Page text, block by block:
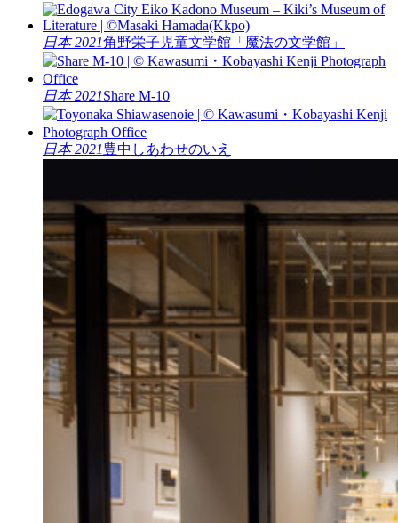
日本 2021角野栄子児童文学館「魔法の文学館」
日本 2021Share M-10
日本 2021豊中しあわせのいえ